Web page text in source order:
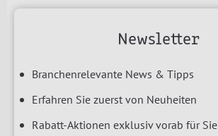
Newsletter
Branchenrelevante News & Tipps
Erfahren Sie zuerst von Neuheiten
Rabatt-Aktionen exklusiv vorab für Sie